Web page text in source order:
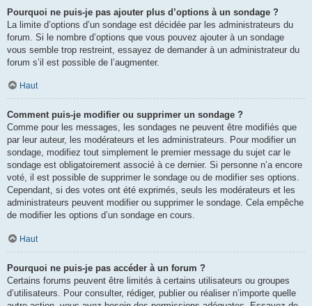
Pourquoi ne puis-je pas ajouter plus d’options à un sondage ?
La limite d’options d’un sondage est décidée par les administrateurs du
forum. Si le nombre d’options que vous pouvez ajouter à un sondage
vous semble trop restreint, essayez de demander à un administrateur du
forum s’il est possible de l’augmenter.
Haut
Comment puis-je modifier ou supprimer un sondage ?
Comme pour les messages, les sondages ne peuvent être modifiés que
par leur auteur, les modérateurs et les administrateurs. Pour modifier un
sondage, modifiez tout simplement le premier message du sujet car le
sondage est obligatoirement associé à ce dernier. Si personne n’a encore
voté, il est possible de supprimer le sondage ou de modifier ses options.
Cependant, si des votes ont été exprimés, seuls les modérateurs et les
administrateurs peuvent modifier ou supprimer le sondage. Cela empêche
de modifier les options d’un sondage en cours.
Haut
Pourquoi ne puis-je pas accéder à un forum ?
Certains forums peuvent être limités à certains utilisateurs ou groupes
d’utilisateurs. Pour consulter, rédiger, publier ou réaliser n’importe quelle